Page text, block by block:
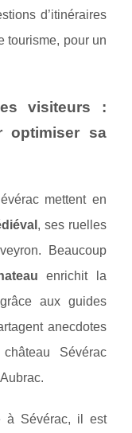
d’itinéraires
tourisme, pour un
visiteurs :
optimiser sa
mettent en
, ses ruelles
Beaucoup
enrichit la
aux guides
anecdotes
Sévérac
à Sévérac, il est